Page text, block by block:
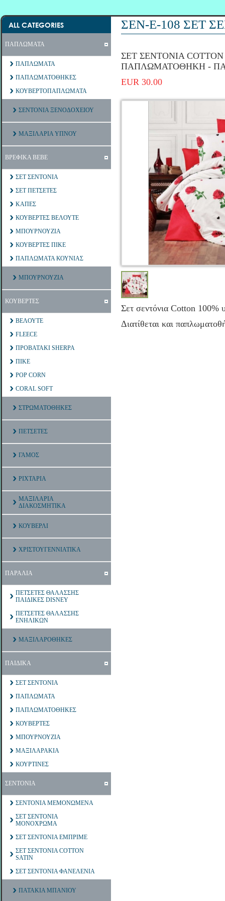
ALL CATEGORIES
ΠΑΠΛΩΜΑΤΑ
ΠΑΠΛΩΜΑΤΑ
ΠΑΠΛΩΜΑΤΟΘΗΚΕΣ
ΚΟΥΒΕΡΤΟΠΑΠΛΩΜΑΤΑ
ΣΕΝΤΟΝΙΑ ΞΕΝΟΔΟΧΕΙΟΥ
ΜΑΞΙΛΑΡΙΑ ΥΠΝΟΥ
ΒΡΕΦΙΚΑ ΒΕΒΕ
ΣΕΤ ΣΕΝΤΟΝΙΑ
ΣΕΤ ΠΕΤΣΕΤΕΣ
ΚΑΠΕΣ
ΚΟΥΒΕΡΤΕΣ ΒΕΛΟΥΤΕ
ΜΠΟΥΡΝΟΥΖΙΑ
ΚΟΥΒΕΡΤΕΣ ΠΙΚΕ
ΠΑΠΛΩΜΑΤΑ ΚΟΥΝΙΑΣ
ΜΠΟΥΡΝΟΥΖΙΑ
ΚΟΥΒΕΡΤΕΣ
ΒΕΛΟΥΤΕ
FLEECE
ΠΡΟΒΑΤΑΚΙ SHERPA
ΠΙΚΕ
POP CORN
CORAL SOFT
ΣΤΡΩΜΑΤΟΘΗΚΕΣ
ΠΕΤΣΕΤΕΣ
ΓΑΜΟΣ
ΡΙΧΤΑΡΙΑ
ΜΑΞΙΛΑΡΙΑ
ΔΙΑΚΟΣΜΗΤΙΚΑ
ΚΟΥΒΕΡΛΙ
ΧΡΙΣΤΟΥΓΕΝΝΙΑΤΙΚΑ
ΠΑΡΑΛΙΑ
ΠΕΤΣΕΤΕΣ ΘΑΛΑΣΣΗΣ
ΠΑΙΔΙΚΕΣ DISNEY
ΠΕΤΣΕΤΕΣ ΘΑΛΑΣΣΗΣ
ΕΝΗΛΙΚΩΝ
ΜΑΞΙΛΑΡΟΘΗΚΕΣ
ΠΑΙΔΙΚΑ
ΣΕΤ ΣΕΝΤΟΝΙΑ
ΠΑΠΛΩΜΑΤΑ
ΠΑΠΛΩΜΑΤΟΘΗΚΕΣ
ΚΟΥΒΕΡΤΕΣ
ΜΠΟΥΡΝΟΥΖΙΑ
ΜΑΞΙΛΑΡΑΚΙΑ
ΚΟΥΡΤΙΝΕΣ
ΣΕΝΤΟΝΙΑ
ΣΕΝΤΟΝΙΑ ΜΕΜΟΝΩΜΕΝΑ
ΣΕΤ ΣΕΝΤΟΝΙΑ
ΜΟΝΟΧΡΩΜΑ
ΣΕΤ ΣΕΝΤΟΝΙΑ ΕΜΠΡΙΜΕ
ΣΕΤ ΣΕΝΤΟΝΙΑ COTTON
SATIN
ΣΕΤ ΣΕΝΤΟΝΙΑ ΦΑΝΕΛΕΝΙΑ
ΠΑΤΑΚΙΑ ΜΠΑΝΙΟΥ
ΣΕΝ-Ε-108 ΣΕΤ
ΣΕΤ ΣΕΝΤΟΝΙΑ
ΠΑΠΛΩΜΑΤΟΘΗΚΗ -
EUR 30.00
Σετ σεντόνια Cotton 100%
Διατίθεται και